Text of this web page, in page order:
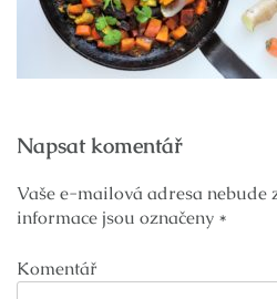
pro
příspěvek
Napsat komentář
Vaše e-mailová adresa nebude
informace jsou označeny *
Komentář